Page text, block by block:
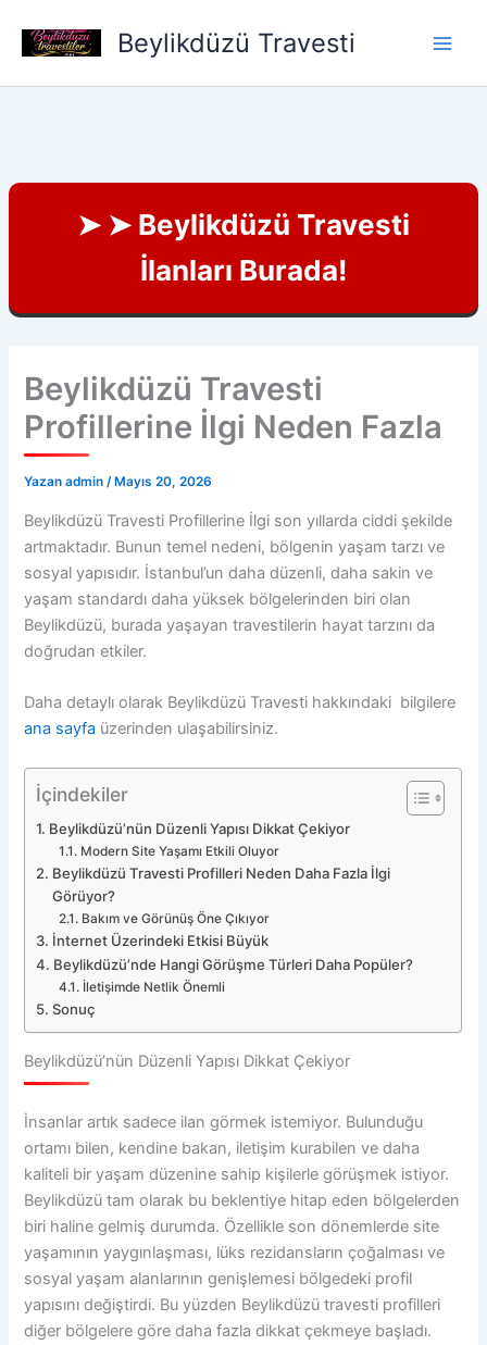
Beylikdüzü Travesti
➤ ➤ Beylikdüzü Travesti
İlanları Burada!
Beylikdüzü Travesti
Profillerine İlgi Neden Fazla
Yazan admin/ Mayıs 20, 2026
Beylikdüzü Travesti Profillerine İlgi son yıllarda ciddi şekilde
artmaktadır. Bunun temel nedeni, bölgenin yaşam tarzı ve
sosyal yapısıdır. İstanbul’un daha düzenli, daha sakin ve
yaşam standardı daha yüksek bölgelerinden biri olan
Beylikdüzü, burada yaşayan travestilerin hayat tarzını da
doğrudan etkiler.
Daha detaylı olarak Beylikdüzü Travesti hakkındaki bilgilere
ana sayfa üzerinden ulaşabilirsiniz.
İçindekiler
Beylikdüzü’nün Düzenli Yapısı Dikkat Çekiyor
Modern Site Yaşamı Etkili Oluyor
Beylikdüzü Travesti Profilleri Neden Daha Fazla İlgi
Görüyor?
Bakım ve Görünüş Öne Çıkıyor
İnternet Üzerindeki Etkisi Büyük
Beylikdüzü’nde Hangi Görüşme Türleri Daha Popüler?
İletişimde Netlik Önemli
Sonuç
Beylikdüzü’nün Düzenli Yapısı Dikkat Çekiyor
İnsanlar artık sadece ilan görmek istemiyor. Bulunduğu
ortamı bilen, kendine bakan, iletişim kurabilen ve daha
kaliteli bir yaşam düzenine sahip kişilerle görüşmek istiyor.
Beylikdüzü tam olarak bu beklentiye hitap eden bölgelerden
biri haline gelmiş durumda. Özellikle son dönemlerde site
yaşamının yaygınlaşması, lüks rezidansların çoğalması ve
sosyal yaşam alanlarının genişlemesi bölgedeki profil
yapısını değiştirdi. Bu yüzden Beylikdüzü travesti profilleri
diğer bölgelere göre daha fazla dikkat çekmeye başladı.